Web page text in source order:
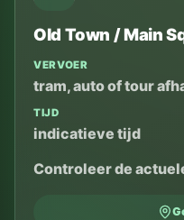
Old Town / Main
VERVOER
tram, auto of tour
TIJD
indicatieve tijd
Controleer de